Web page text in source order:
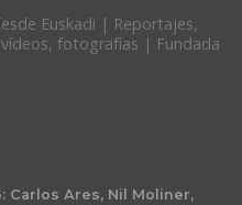
Euskadi | Reportajes,
fotografías | Fundada
Carlos Ares, Nil Moliner,